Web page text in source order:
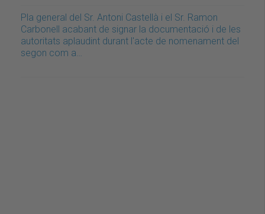
Pla general del Sr. Antoni Castellà i el Sr. Ramon
Carbonell acabant de signar la documentació i de les
autoritats aplaudint durant l'acte de nomenament del
segon com a…